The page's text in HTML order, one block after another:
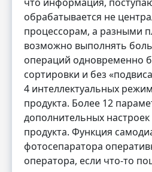
обрабатывается не
процессорам, а разными
возможно выполнять
операций одновременно
сортировки и без
4 интеллектуальных
продукта. Более 12
дополнительных
продукта. Функция
фотосепаратора
оператора, если что-то